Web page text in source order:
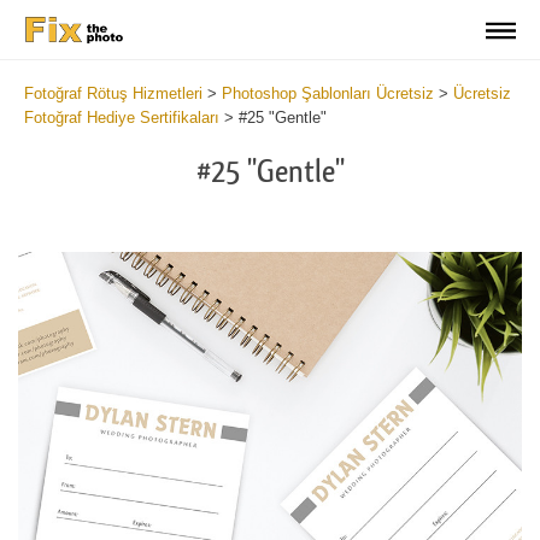
Fotoğraf Rötuş Hizmetleri > Photoshop Şablonları Ücretsiz > Ücretsiz
Fotoğraf Hediye Sertifikaları > #25 "Gentle"
#25 "Gentle"
$v
in